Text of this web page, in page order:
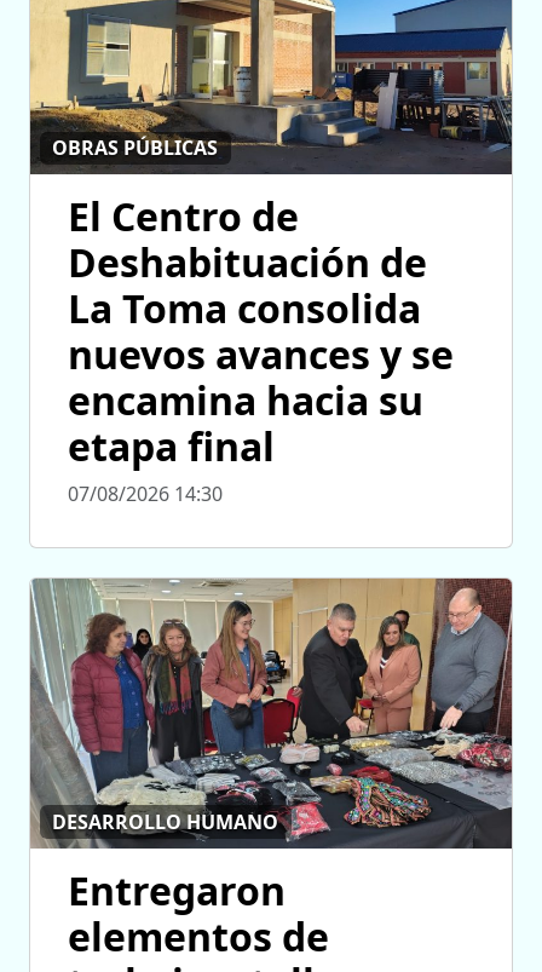
OBRAS PÚBLICAS
El Centro de
Deshabituación de
La Toma consolida
nuevos avances y se
encamina hacia su
etapa final
07/08/2026 14:30
DESARROLLO HUMANO
Entregaron
elementos de